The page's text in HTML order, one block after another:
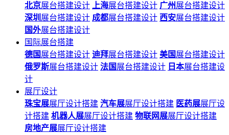
北京展台搭建设计 上海展台搭建设计 广州展台搭建设计
深圳 展台搭建设计 成都展台搭建设计 西安展台搭建设计
国外展台搭建设计
国际展台搭建
德国 展台搭建设计 迪拜展台搭建设计 美国 展台搭建设计
俄罗斯展台搭建设计 法国 展台搭建设计 日本展台搭建设
计
展厅设计
珠宝展展厅设计搭建 汽车展展厅设计搭建 医药展展厅设
计搭建 机器人展展厅设计搭建 物联网展展厅设计搭建
房地产展展厅设计搭建